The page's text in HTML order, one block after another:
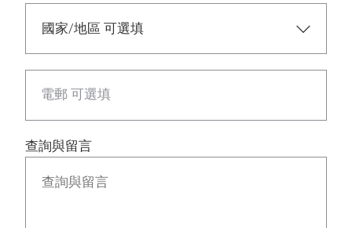
電郵 可選填
查詢與留言